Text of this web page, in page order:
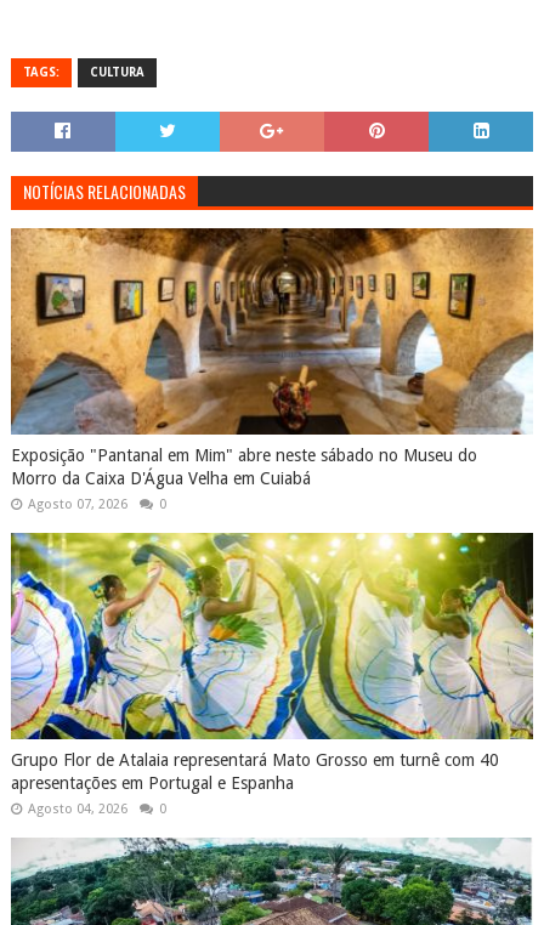
TAGS: CULTURA
NOTÍCIAS RELACIONADAS
Exposição "Pantanal em Mim" abre neste sábado no Museu do
Morro da Caixa D'Água Velha em Cuiabá
Agosto 07, 2026 0
Grupo Flor de Atalaia representará Mato Grosso em turnê com 40
apresentações em Portugal e Espanha
Agosto 04, 2026 0